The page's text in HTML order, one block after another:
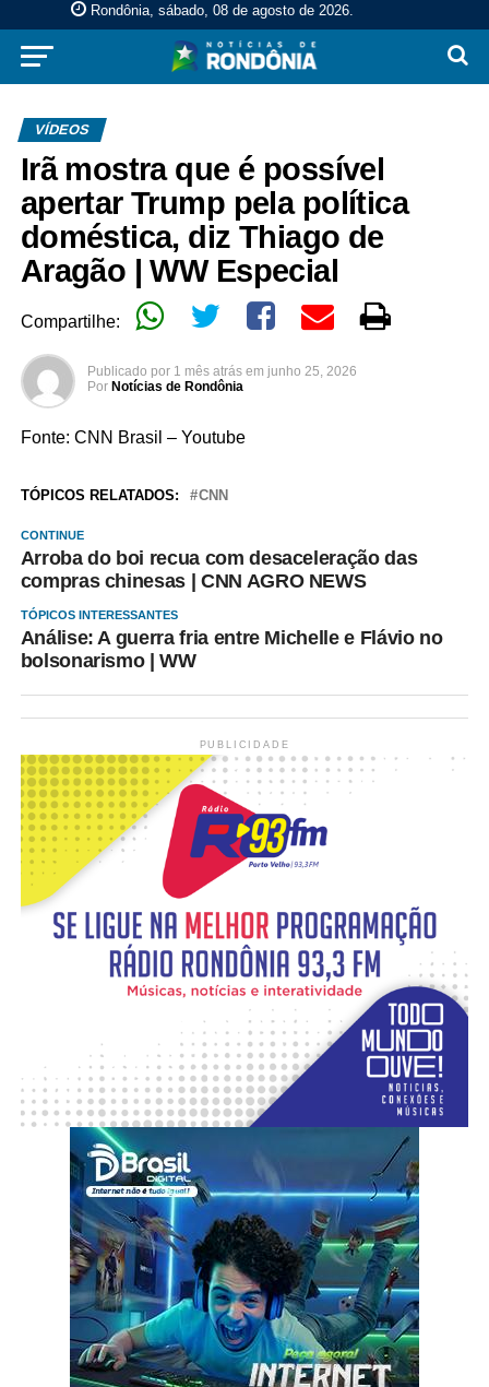
Rondônia, sábado, 08 de agosto de 2026.
VÍDEOS
Irã mostra que é possível
apertar Trump pela política
doméstica, diz Thiago de
Aragão | WW Especial
Compartilhe:
Publicado por 1 mês atrás em junho 25, 2026
Por Notícias de Rondônia
Fonte: CNN Brasil – Youtube
TÓPICOS RELATADOS: CNN
CONTINUE
Arroba do boi recua com desaceleração das
compras chinesas | CNN AGRO NEWS
TÓPICOS INTERESSANTES
Análise: A guerra fria entre Michelle e Flávio no
bolsonarismo | WW
PUBLICIDADE